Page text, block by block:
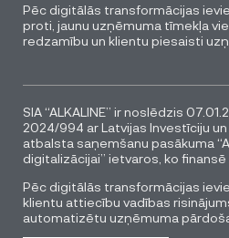
Pēc digitālās transformācijas
proti, jaunu uzņēmuma tīmekļa
redzamību un klientu piesaisti
SIA “ALKALINE” ir noslēdzis
2024/994 ar Latvijas Investīciju
atbalsta saņemšanu pasākuma
digitalizācijai” ietvaros, ko
Pēc digitālās transformācijas
klientu attiecību vadības
automatizētu uzņēmuma